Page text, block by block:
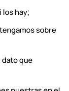
los hay;
sobre
que